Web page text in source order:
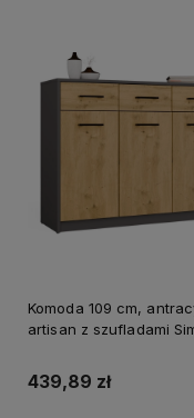
Komoda 109 cm,
artisan z szufladami
439,89 zł